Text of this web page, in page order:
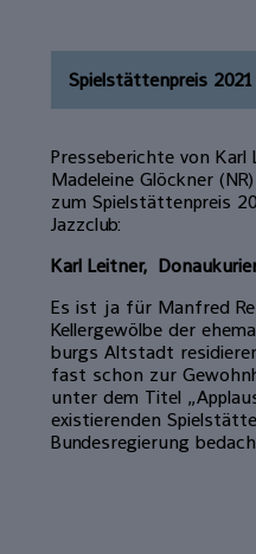
Spielstättenpreis 2021
Presseberichte von Karl
Madeleine Glöckner (NR)
zum Spielstättenpreis
Jazzclub:
Karl Leitner,
Es ist ja für Manfred
Kellergewölbe der
burgs Altstadt
fast schon zur
unter dem Titel
existierenden
Bundesregierung